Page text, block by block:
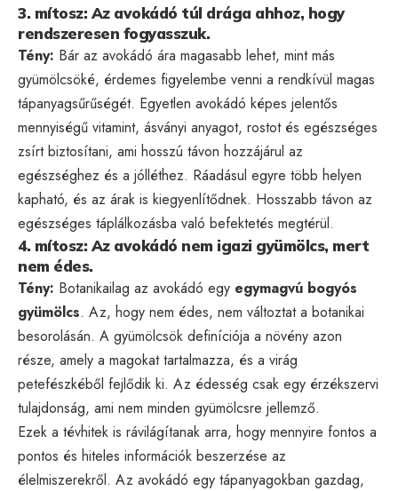
3. mítosz: Az avokádó túl drága ahhoz, hogy
rendszeresen fogyasszuk.
Tény: Bár az avokádó ára magasabb lehet, mint más
gyümölcsöké, érdemes figyelembe venni a rendkívül magas
tápanyagsűrűségét. Egyetlen avokádó képes jelentős
mennyiségű vitamint, ásványi anyagot, rostot és egészséges
zsírt biztosítani, ami hosszú távon hozzájárul az
egészséghez és a jólléthez. Ráadásul egyre több helyen
kapható, és az árak is kiegyenlítődnek. Hosszabb távon az
egészséges táplálkozásba való befektetés megtérül.
4. mítosz: Az avokádó nem igazi gyümölcs, mert
nem édes.
Tény: Botanikailag az avokádó egy egymagvú bogyós
gyümölcs. Az, hogy nem édes, nem változtat a botanikai
besorolásán. A gyümölcsök definíciója a növény azon
része, amely a magokat tartalmazza, és a virág
petefészkéből fejlődik ki. Az édesség csak egy érzékszervi
tulajdonság, ami nem minden gyümölcsre jellemző.
Ezek a tévhitek is rávilágítanak arra, hogy mennyire fontos a
pontos és hiteles információk beszerzése az
élelmiszerekről. Az avokádó egy tápanyagokban gazdag,